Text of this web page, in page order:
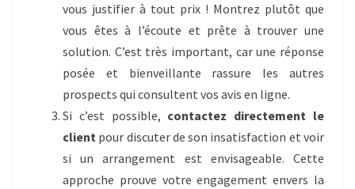
vous justifier à tout prix ! Montrez plutôt que
vous êtes à l’écoute et prête à trouver une
solution. C’est très important, car une réponse
posée et bienveillante rassure les autres
prospects qui consultent vos avis en ligne.
Si c’est possible, contactez directement le
client pour discuter de son insatisfaction et voir
si un arrangement est envisageable. Cette
approche prouve votre engagement envers la